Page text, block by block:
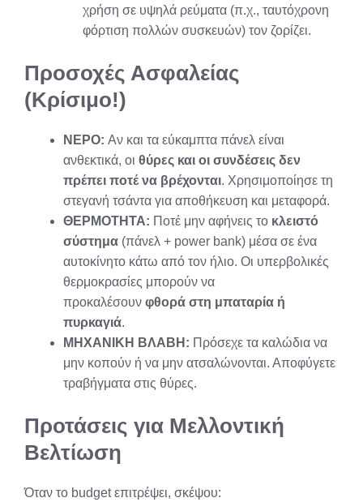
χρήση σε υψηλά ρεύματα (π.χ., ταυτόχρονη
φόρτιση πολλών συσκευών) τον ζορίζει.
Προσοχές Ασφαλείας
(Κρίσιμο!)
ΝΕΡΟ: Αν και τα εύκαμπτα πάνελ είναι
ανθεκτικά, οι θύρες και οι συνδέσεις δεν
πρέπει ποτέ να βρέχονται. Χρησιμοποίησε τη
στεγανή τσάντα για αποθήκευση και μεταφορά.
ΘΕΡΜΟΤΗΤΑ: Ποτέ μην αφήνεις το κλειστό
σύστημα (πάνελ + power bank) μέσα σε ένα
αυτοκίνητο κάτω από τον ήλιο. Οι υπερβολικές
θερμοκρασίες μπορούν να
προκαλέσουν φθορά στη μπαταρία ή
πυρκαγιά.
ΜΗΧΑΝΙΚΗ ΒΛΑΒΗ: Πρόσεχε τα καλώδια να
μην κοπούν ή να μην ατσαλώνονται. Αποφύγετε
τραβήγματα στις θύρες.
Προτάσεις για Μελλοντική
Βελτίωση
Όταν το budget επιτρέψει, σκέψου: